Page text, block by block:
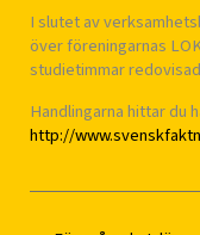
I slutet av
över föreningarnas
studietimmar
Handlingarna hittar du
http://